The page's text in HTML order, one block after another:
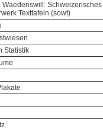
Waedenswill: Schweizerisches
Texttafeln (sowt)
Statistik